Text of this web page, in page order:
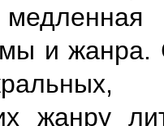
и жанра.
жанру